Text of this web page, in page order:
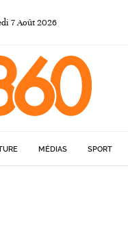
7Août 2026
MÉDIAS SPORT